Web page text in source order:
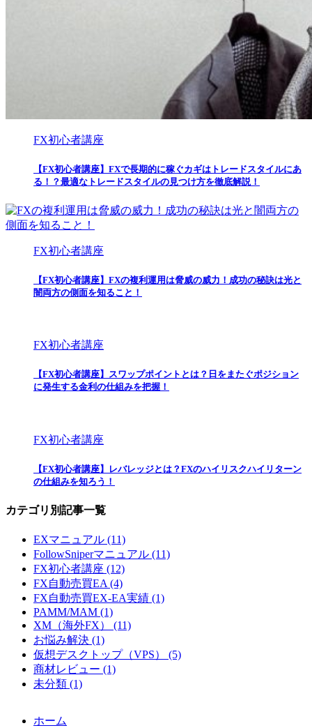
FX初心者講座
【FX初心者講座】FXで長期的に稼ぐカギはトレードスタイルにあ
る！？最適なトレードスタイルの見つけ方を徹底解説！
FX初心者講座
【FX初心者講座】FXの複利運用は脅威の威力！成功の秘訣は光と
闇両方の側面を知ること！
FX初心者講座
【FX初心者講座】スワップポイントとは？日をまたぐポジション
に発生する金利の仕組みを把握！
FX初心者講座
【FX初心者講座】レバレッジとは？FXのハイリスクハイリターン
の仕組みを知ろう！
カテゴリ別記事一覧
EXマニュアル (11)
FollowSniperマニュアル (11)
FX初心者講座 (12)
FX自動売買EA (4)
FX自動売買EX-EA実績 (1)
PAMM/MAM (1)
XM（海外FX） (11)
お悩み解決 (1)
仮想デスクトップ（VPS） (5)
商材レビュー (1)
未分類 (1)
ホーム